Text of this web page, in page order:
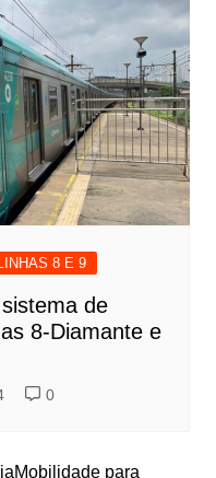
8 E 9
de
8-Diamante e
0